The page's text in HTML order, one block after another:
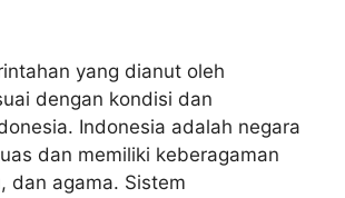
yang dianut oleh
dengan kondisi dan
Indonesia adalah negara
dan memiliki keberagaman
dan agama. Sistem